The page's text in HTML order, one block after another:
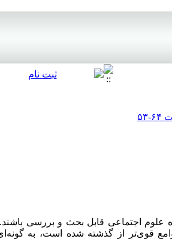
اجتماعی قابل بحث و بررسی باشند.
قوی‌تر از گذشته شده است، به